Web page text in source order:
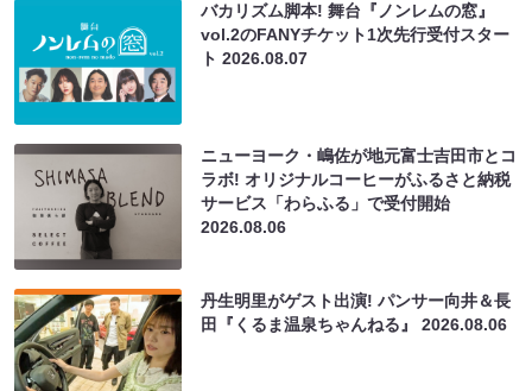
バカリズム脚本! 舞台『ノンレムの窓』
vol.2のFANYチケット1次先行受付スター
ト2026.08.07
ニューヨーク・嶋佐が地元富士吉田市とコ
ラボ! オリジナルコーヒーがふるさと納税
サービス「わらふる」で受付開始
2026.08.06
丹生明里がゲスト出演! パンサー向井＆長
田『くるま温泉ちゃんねる』2026.08.06